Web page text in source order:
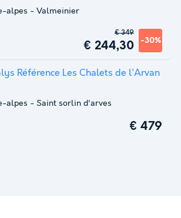
alpes - Valmeinier
€ 244,30 -30%
€ 349
Référence Les Chalets de l'Arvan
alpes - Saint sorlin d'arves
€ 479